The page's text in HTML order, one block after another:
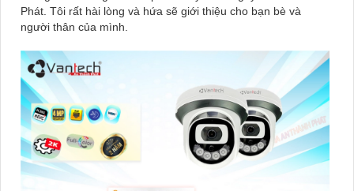
Phát. Tôi rất hài lòng và hứa sẽ giới thiệu cho bạn bè và
người thân của mình.